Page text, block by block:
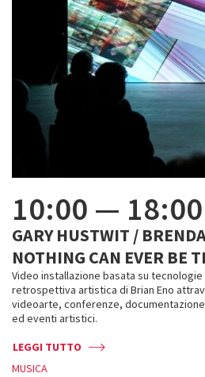
10:00 — 18:00
GARY HUSTWIT /
NOTHING CAN EVER BE
Video installazione basata su
retrospettiva artistica di Brian Eno
videoarte, conferenze,
ed eventi artistici.
LEGGI TUTTO
MUSICA